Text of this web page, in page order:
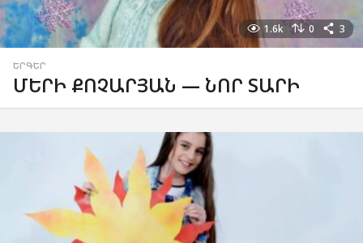
1.6k 0 3
ԵՐԳԵՐ
ՄԵՐԻ ՔՈՉԱՐՅԱՆ — ՆՈՐ ՏԱՐԻ